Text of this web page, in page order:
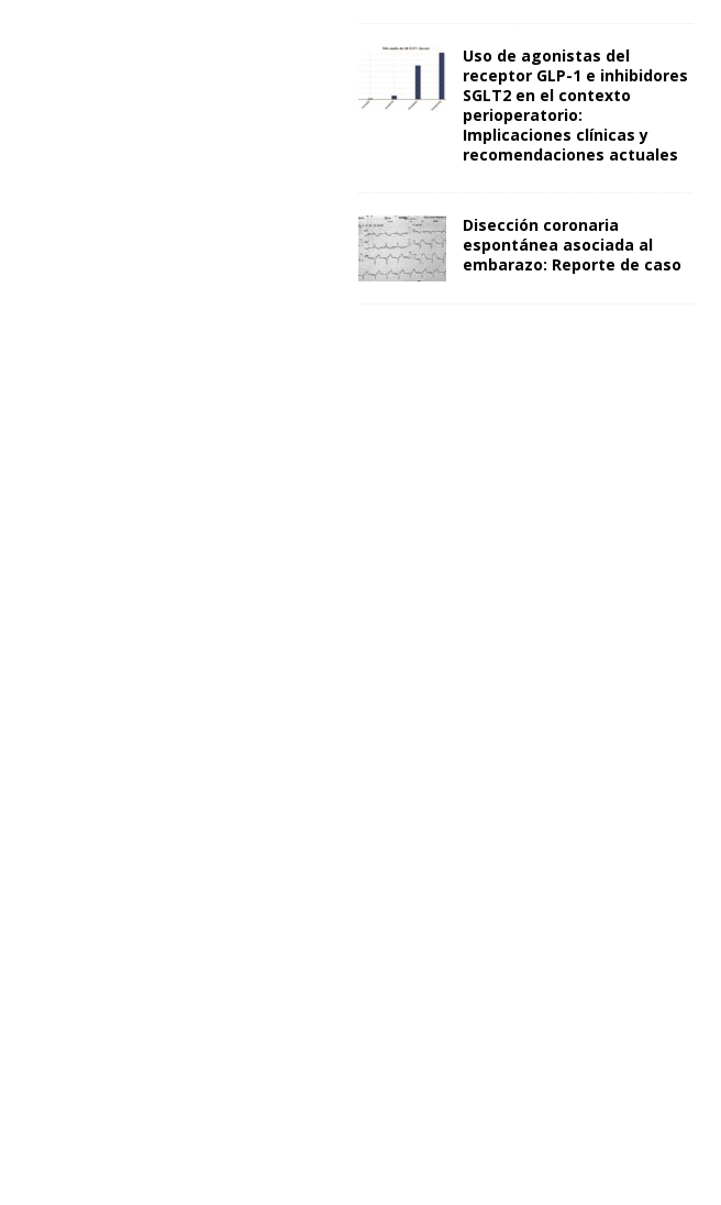
Uso de agonistas del
receptor GLP-1 e inhibidores
SGLT2 en el contexto
perioperatorio:
Implicaciones clínicas y
recomendaciones actuales
Disección coronaria
espontánea asociada al
embarazo: Reporte de caso